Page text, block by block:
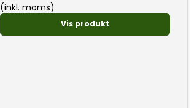
(inkl. moms)
Vis produkt